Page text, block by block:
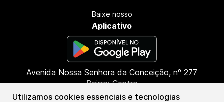
Utilizamos cookies essenciais e tecnologias
Avenida Nossa Senhora da Conceição, nº 277
Bairro: Centro
CEP: 39685-000
Baixe nosso
Aplicativo